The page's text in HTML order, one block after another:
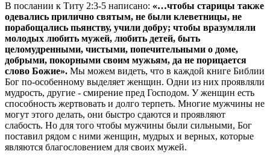
В послании к Титу 2:3-5 написано: «…чтобы старицы также
одевались прилично святым, не были клеветницы, не
порабощались пьянству, учили добру; чтобы вразумляли
молодых любить мужей, любить детей, быть
целомудренными, чистыми, попечительными о доме,
добрыми, покорными своим мужьям, да не порицается
слово Божие». Мы можем видеть, что в каждой книге Библии
Бог по-особенному выделяет женщин. Одни из них проявляли
мудрость, другие - смирение пред Господом. У женщин есть
способность жертвовать и долго терпеть. Многие мужчины не
могут этого делать, они быстро сдаются и проявляют
слабость. Но для того чтобы мужчины были сильными, Бог
поставил рядом с ними женщин, мудрых и верных, которые
являются благословением для своих мужей.